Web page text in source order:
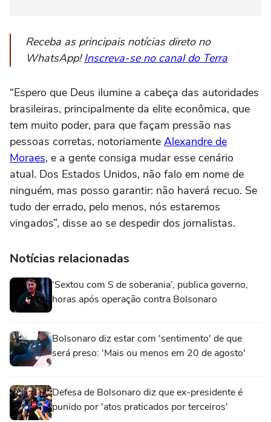
Receba as principais notícias direto no
WhatsApp!Inscreva-se no canal do Terra
“Espero que Deus ilumine a cabeça das autoridades
brasileiras, principalmente da elite econômica, que
tem muito poder, para que façam pressão nas
pessoas corretas, notoriamente Alexandre de
Moraes, e a gente consiga mudar esse cenário
atual. Dos Estados Unidos, não falo em nome de
ninguém, mas posso garantir: não haverá recuo. Se
tudo der errado, pelo menos, nós estaremos
vingados”, disse ao se despedir dos jornalistas.
Notícias relacionadas
‘Sextou com S de soberania’, publica governo,
horas após operação contra Bolsonaro
Bolsonaro diz estar com 'sentimento' de que
será preso: 'Mais ou menos em 20 de agosto'
Defesa de Bolsonaro diz que ex-presidente é
punido por 'atos praticados por terceiros'